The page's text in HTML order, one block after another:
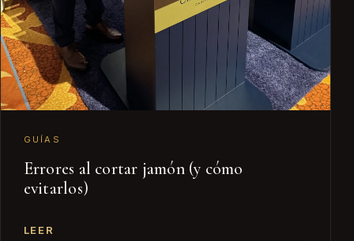
GUÍAS
Errores al cortar jamón (y cómo
evitarlos)
LEER